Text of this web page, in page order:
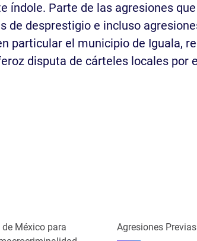
índole. Parte de las agresiones
de desprestigio e incluso
particular el municipio de Iguala,
disputa de cárteles locales por
México para
Agresiones Previas